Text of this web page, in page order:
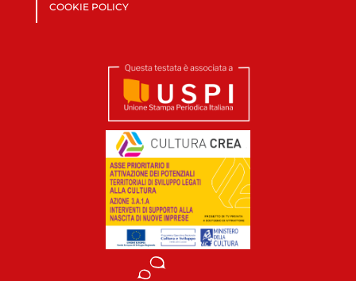
COOKIE POLICY